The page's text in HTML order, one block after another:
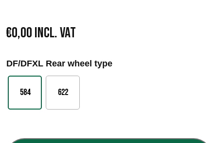
€0,00Incl. VAT
DF/DFXL Rear wheel type
584 622